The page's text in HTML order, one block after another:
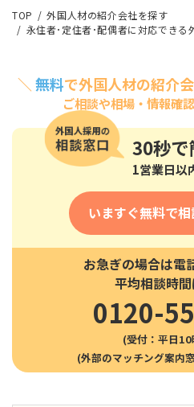
TOP
外国人材の紹介会社を探す
永住者･定住者･配偶者に対応できる
＼ 無料で外国人材の紹介
ご相談や相場・情報確
30秒で
1営業日以
いますぐ無料で
お急ぎの場合は電
平均相談時間
0120-
(受付：平日